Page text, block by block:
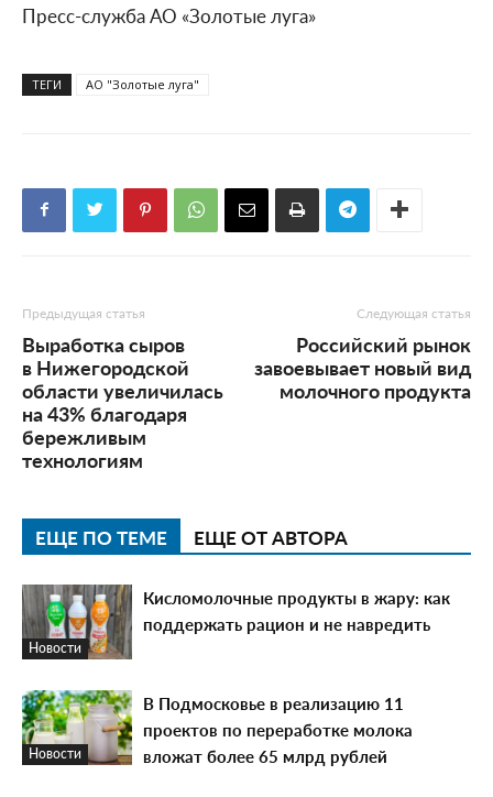
Пресс-служба АО «Золотые луга»
ТЕГИ АО "Золотые луга"
Предыдущая статья
Выработка сыров
в Нижегородской
области увеличилась
на 43% благодаря
бережливым
технологиям
Следующая статья
Российский рынок
завоевывает новый вид
молочного продукта
ЕЩЕ ПО ТЕМЕ ЕЩЕ ОТ АВТОРА
Новости
Кисломолочные продукты в жару: как
поддержать рацион и не навредить
Новости
В Подмосковье в реализацию 11
проектов по переработке молока
вложат более 65 млрд рублей